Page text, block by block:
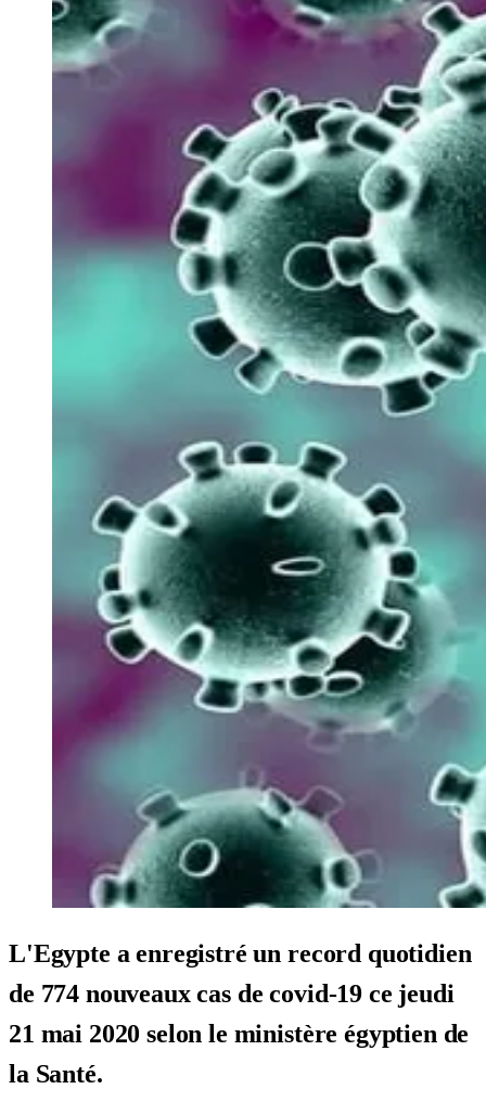
L'Egypte a enregistré un record quotidien
de 774 nouveaux cas de covid-19 ce jeudi
21 mai 2020 selon le ministère égyptien de
la Santé.